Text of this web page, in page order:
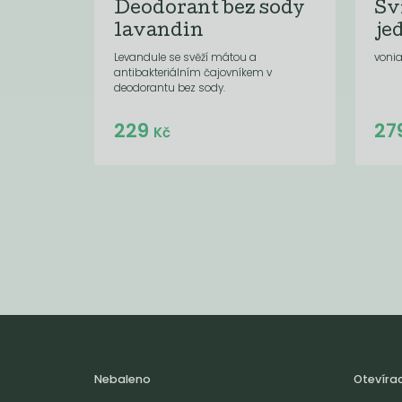
Deodorant bez sody
lavandin
Levandule se svěží mátou a
antibakteriálním čajovníkem v
deodorantu bez sody.
Do košíku:
229 Kč
Nebaleno